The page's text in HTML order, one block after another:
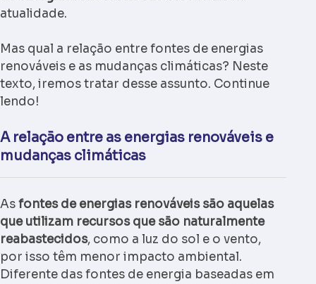
atualidade.
Mas qual a relação entre fontes de energias
renováveis e as mudanças climáticas? Neste
texto, iremos tratar desse assunto. Continue
lendo!
A relação entre as energias renováveis e
mudanças climáticas
Asfontes de energias renováveis são aquelas
que utilizam recursos que são naturalmente
reabastecidos, como a luz do sol e o vento,
por isso têm menor impacto ambiental.
Diferente das fontes de energia baseadas em